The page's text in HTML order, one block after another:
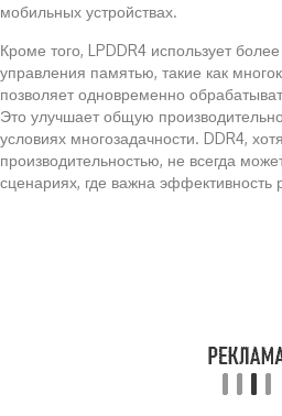
мобильных устройствах.
Кроме того, LPDDR4 использует
управления памятью, такие как
позволяет одновременно
Это улучшает общую
условиях многозадачности. DDR4,
производительностью, не всегда
сценариях, где важна эффективность